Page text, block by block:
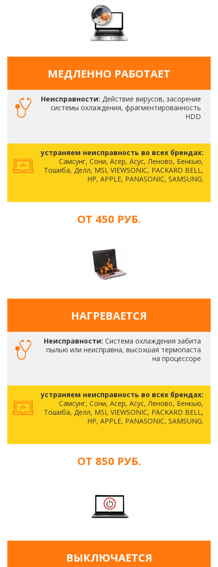
МЕДЛЕННО РАБОТАЕТ
Неисправности: Действие вирусов, засорение
системы охлаждения, фрагментированность
HDD
устраняем неисправность во всех брендах:
Самсунг, Сони, Асер, Асус, Леново, Бенкью,
Тошиба, Делл, MSI, VIEWSONIC, PACKARD BELL,
HP, APPLE, PANASONIC, SAMSUNG.
ОТ 450 РУБ.
НАГРЕВАЕТСЯ
Неисправности: Система охлаждения забита
пылью или неисправна, высохшая термопаста
на процессоре
устраняем неисправность во всех брендах:
Самсунг, Сони, Асер, Асус, Леново, Бенкью,
Тошиба, Делл, MSI, VIEWSONIC, PACKARD BELL,
HP, APPLE, PANASONIC, SAMSUNG.
ОТ 850 РУБ.
ВЫКЛЮЧАЕТСЯ